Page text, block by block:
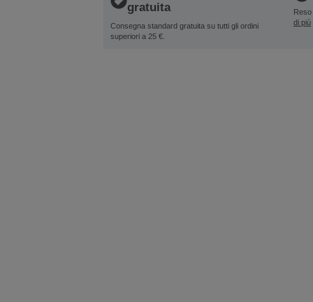
gratuita
Consegna standard gratuita su tutti gli ordini
superiori a 25 €.
di più